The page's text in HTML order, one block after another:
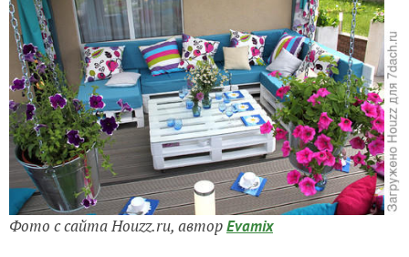
Фото с сайта Houzz.ru, авторEvamix